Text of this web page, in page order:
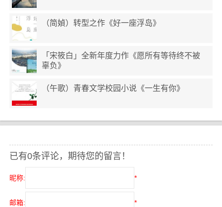
（简媜）转型之作《好一座浮岛》
「宋筱白」全新年度力作《愿所有等待终不被
辜负》
（午歌）青春文学校园小说《一生有你》
已有0条评论，期待您的留言！
昵称: *
邮箱: *